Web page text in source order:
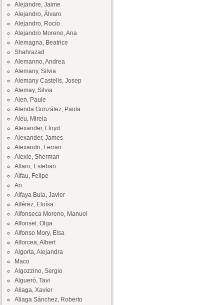
Alejandre, Jaime
Alejandro, Álvaro
Alejandro, Rocío
Alejandro Moreno, Ana
Alemagna, Beatrice
Shahrazad
Alemanno, Andrea
Alemany, Silvia
Alemany Castells, Josep
Alemay, Silvia
Alen, Paule
Alenda González, Paula
Aleu, Mireia
Alexander, Lloyd
Alexander, James
Alexandri, Ferran
Alexie, Sherman
Alfaro, Esteban
Alfau, Felipe
An
Alfaya Bula, Javier
Alférez, Eloísa
Alfonseca Moreno, Manuel
Alfonsel, Olga
Alfonso Mory, Elsa
Alforcea, Albert
Algorta, Alejandra
Maco
Algozzino, Sergio
Algueró, Tavi
Aliaga, Xavier
Aliaga Sánchez, Roberto